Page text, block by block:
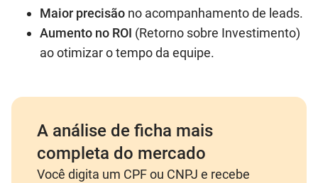
Maior precisão no acompanhamento de leads.
Aumento no ROI (Retorno sobre Investimento)
ao otimizar o tempo da equipe.
A análise de ficha mais
completa do mercado
Você digita um CPF ou CNPJ e recebe